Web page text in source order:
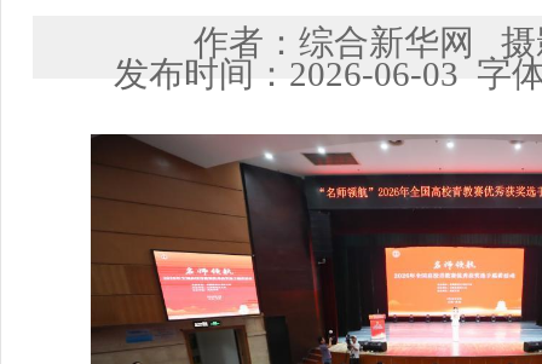
作者：综合新华网
发布时间： 2026-06-03 字